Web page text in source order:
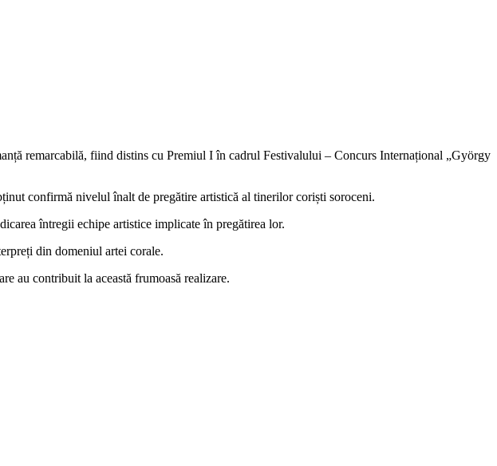
remarcabilă, fiind distins cu Premiul I în cadrul Festivalului – Concurs Internațional „György
confirmă nivelul înalt de pregătire artistică al tinerilor coriști soroceni.
întregii echipe artistice implicate în pregătirea lor.
din domeniul artei corale.
au contribuit la această frumoasă realizare.